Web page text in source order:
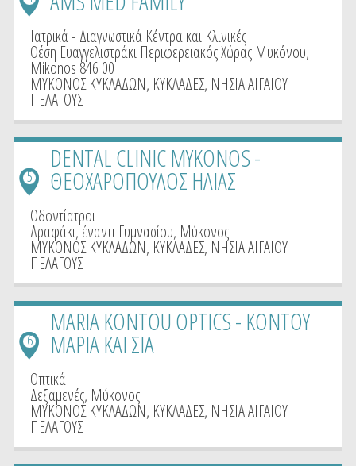
Ιατρικά - Διαγνωστικά Κέντρα και Κλινικές
Θέση Ευαγγελιστράκι Περιφερειακός Χώρας Μυκόνου,
Mikonos 846 00
ΜΥΚΟΝΟΣ ΚΥΚΛΑΔΩΝ, ΚΥΚΛΑΔΕΣ, ΝΗΣΙΑ ΑΙΓΑΙΟΥ
ΠΕΛΑΓΟΥΣ
DENTAL CLINIC MYKONOS -
ΘΕΟΧΑΡΟΠΟΥΛΟΣ ΗΛΙΑΣ
5
Οδοντίατροι
Δραφάκι, έναντι Γυμνασίου, Μύκονος
ΜΥΚΟΝΟΣ ΚΥΚΛΑΔΩΝ, ΚΥΚΛΑΔΕΣ, ΝΗΣΙΑ ΑΙΓΑΙΟΥ
ΠΕΛΑΓΟΥΣ
MARIA KONTOU OPTICS - ΚΟΝΤΟΥ
ΜΑΡΙΑ ΚΑΙ ΣΙΑ
6
Οπτικά
Δεξαμενές, Μύκονος
ΜΥΚΟΝΟΣ ΚΥΚΛΑΔΩΝ, ΚΥΚΛΑΔΕΣ, ΝΗΣΙΑ ΑΙΓΑΙΟΥ
ΠΕΛΑΓΟΥΣ